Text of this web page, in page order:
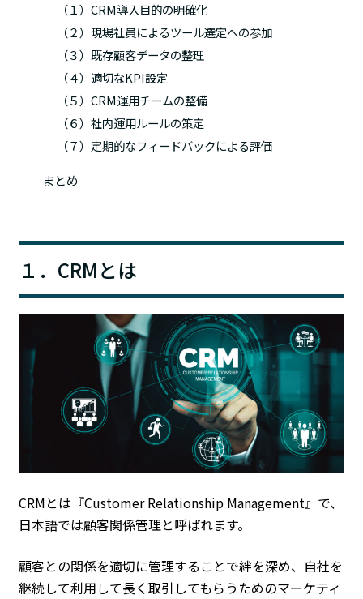
（１）CRM導入目的の明確化
（２）現場社員によるツール選定への参加
（３）既存顧客データの整理
（４）適切なKPI設定
（５）CRM運用チームの整備
（６）社内運用ルールの策定
（７）定期的なフィードバックによる評価
まとめ
１．CRMとは
CRMとは『Customer Relationship Management』で、
日本語では顧客関係管理と呼ばれます。
顧客との関係を適切に管理することで絆を深め、自社を
継続して利用して長く取引してもらうためのマーケティ